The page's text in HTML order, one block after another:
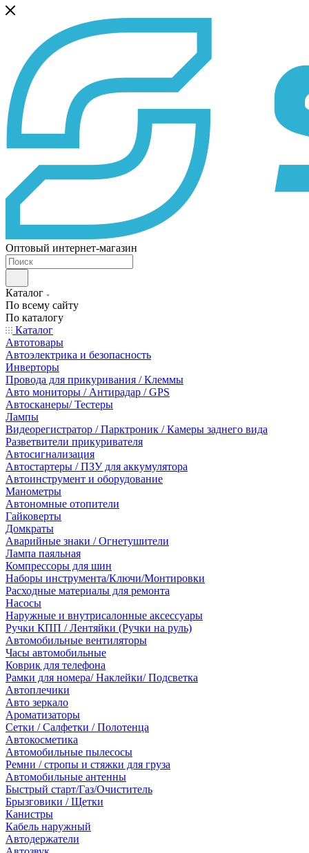
Оптовый интернет-магазин
Каталог
По всему сайту
По каталогу
Каталог
Автотовары
Автоэлектрика и безопасность
Инверторы
Провода для прикуривания / Клеммы
Авто мониторы / Антирадар / GPS
Автосканеры/ Тестеры
Лампы
Видеорегистратор / Парктроник / Камеры заднего вида
Разветвители прикуривателя
Автосигнализация
Автостартеры / ПЗУ для аккумулятора
Автоинструмент и оборудование
Манометры
Автономные отопители
Гайковерты
Домкраты
Аварийные знаки / Огнетушители
Лампа паяльная
Компрессоры для шин
Наборы инструмента/Ключи/Монтировки
Расходные материалы для ремонта
Насосы
Наружные и внутрисалонные аксессуары
Ручки КПП / Лентяйки (Ручки на руль)
Автомобильные вентиляторы
Часы автомобильные
Коврик для телефона
Рамки для номера/ Наклейки/ Подсветка
Автоплечики
Авто зеркало
Ароматизаторы
Сетки / Салфетки / Полотенца
Автокосметика
Автомобильные пылесосы
Ремни / стропы и стяжки для груза
Автомобильные антенны
Быстрый старт/Газ/Очиститель
Брызговики / Щетки
Канистры
Кабель наружный
Автодержатели